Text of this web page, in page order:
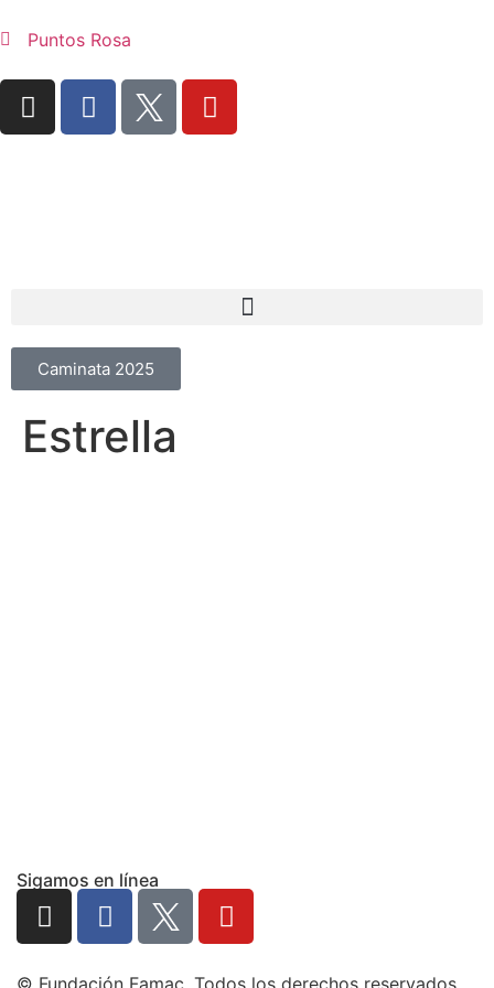
Puntos Rosa
Caminata 2025
Estrella
Sigamos en línea
© Fundación Famac. Todos los derechos reservados.